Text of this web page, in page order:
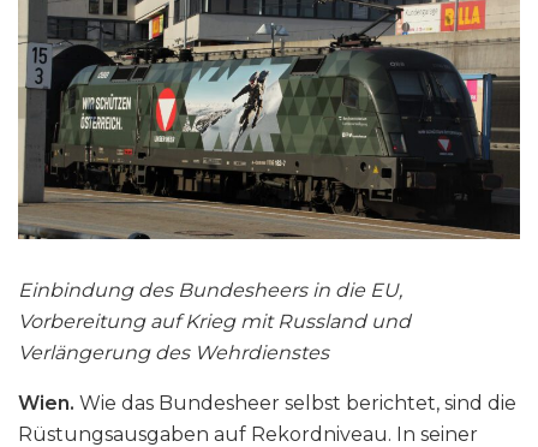
Einbindung des Bundesheers in die EU,
Vorbereitung auf Krieg mit Russland und
Verlängerung des Wehrdienstes
Wien. Wie das Bundesheer selbst berichtet, sind die
Rüstungsausgaben auf Rekordniveau. In seiner